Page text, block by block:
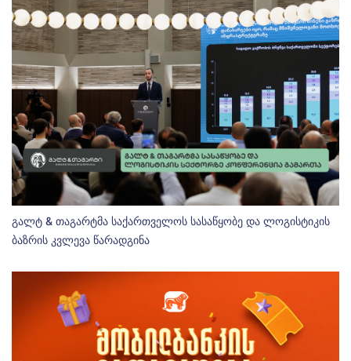
გალტ & თაგარტმა საქართველოს სასაწყობე და ლოგისტიკის
ბაზრის კვლევა წარადგინა